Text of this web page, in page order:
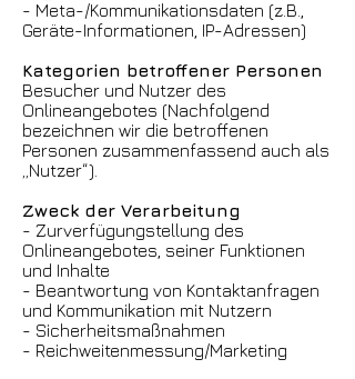
- Meta-/Kommunikationsdaten (z.B.,
Geräte-Informationen, IP-Adressen)
Kategorien betroffener Personen
Besucher und Nutzer des
Onlineangebotes (Nachfolgend
bezeichnen wir die betroffenen
Personen zusammenfassend auch als
„Nutzer“).
Zweck der Verarbeitung
- Zurverfügungstellung des
Onlineangebotes, seiner Funktionen
und Inhalte
- Beantwortung von Kontaktanfragen
und Kommunikation mit Nutzern
- Sicherheitsmaßnahmen
- Reichweitenmessung/Marketing